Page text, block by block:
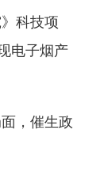
科技项
电子烟产
，催生政